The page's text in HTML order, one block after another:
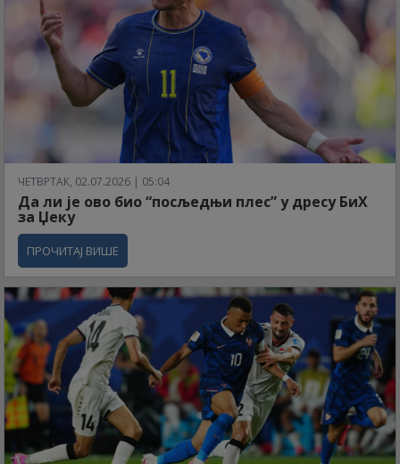
ЧЕТВРТАК, 02.07.2026 | 05:04
Да ли је ово био “посљедњи плес” у дресу БиХ
за Џеку
ПРОЧИТАЈ ВИШЕ